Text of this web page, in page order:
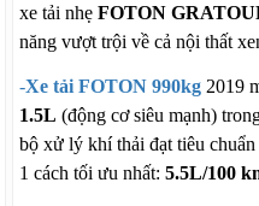
xe tải nhẹFOTON
năng vượt trội về cả nội thất
-Xe tải FOTON 990kg 2019
1.5L (động cơ siêu mạnh)
bộ xử lý khí thải đạt tiêu chuẩn
1 cách tối ưu nhất:5.5L/100